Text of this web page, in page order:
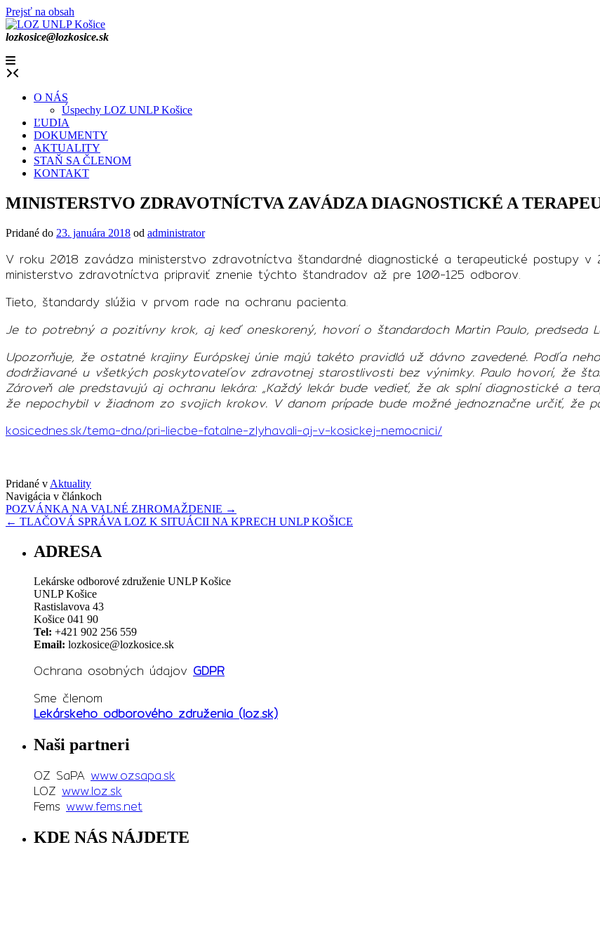
Prejsť na obsah
lozkosice@lozkosice.sk
O NÁS
Úspechy LOZ UNLP Košice
ĽUDIA
DOKUMENTY
AKTUALITY
STAŇ SA ČLENOM
KONTAKT
MINISTERSTVO ZDRAVOTNÍCTVA ZAVÁDZA DIAGNOSTICKÉ A
Pridané do 23. januára 2018 od administrator
V roku 2018 zavádza ministerstvo zdravotníctva štandardné diagnostické a terapeutické postupy
ministerstvo zdravotníctva pripraviť znenie týchto štandradov až pre 100-125 odborov.
Tieto, štandardy slúžia v prvom rade na ochranu pacienta.
Je to potrebný a pozitívny krok, aj keď oneskorený, hovorí o štandardoch Martin Paulo, predseda
Upozorňuje, že ostatné krajiny Európskej únie majú takéto pravidlá už dávno zavedené. Podľa
dodržiavané u všetkých poskytovateľov zdravotnej starostlivosti bez výnimky. Paulo hovorí, že
Zároveň ale predstavujú aj ochranu lekára: „Každý lekár bude vedieť, že ak splní diagnostické a
že nepochybil v žiadnom zo svojich krokov. V danom prípade bude možné jednoznačne určiť, že
kosicednes.sk/tema-dna/pri-liecbe-fatalne-zlyhavali-aj-v-kosickej-nemocnici/
Pridané v Aktuality
Navigácia v článkoch
POZVÁNKA NA VALNÉ ZHROMAŽDENIE →
← TLAČOVÁ SPRÁVA LOZ K SITUÁCII NA KPRECH UNLP KOŠICE
ADRESA
Lekárske odborové združenie UNLP Košice
UNLP Košice
Rastislavova 43
Košice 041 90
Tel: +421 902 256 559
Email: lozkosice@lozkosice.sk
Ochrana osobných údajov GDPR
Sme členom
Lekárskeho odborového združenia (loz.sk)
Naši partneri
OZ SaPA www.ozsapa.sk
LOZ www.loz.sk
Fems www.fems.net
KDE NÁS NÁJDETE